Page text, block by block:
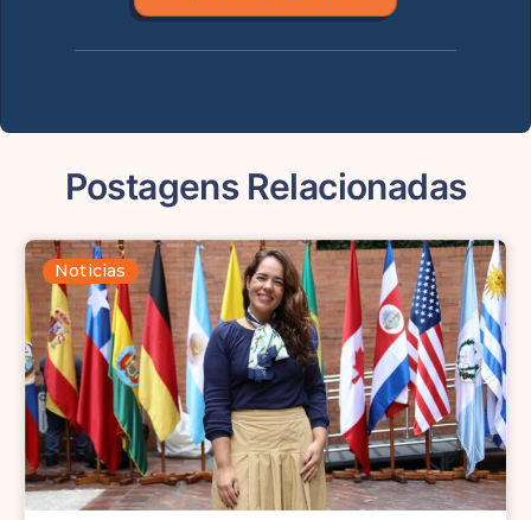
Postagens Relacionadas
Noticias